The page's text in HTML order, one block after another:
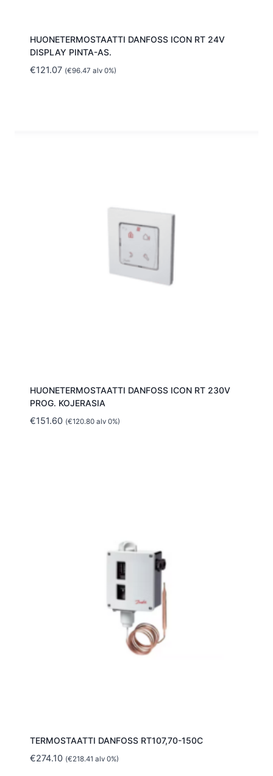
HUONETERMOSTAATTI DANFOSS ICON RT 24V
DISPLAY PINTA-AS.
€121.07 (€96.47 alv 0%)
HUONETERMOSTAATTI DANFOSS ICON RT 230V
PROG. KOJERASIA
€151.60 (€120.80alv 0%)
TERMOSTAATTI DANFOSS RT107,70-150C
€274.10 (€218.41 alv 0%)